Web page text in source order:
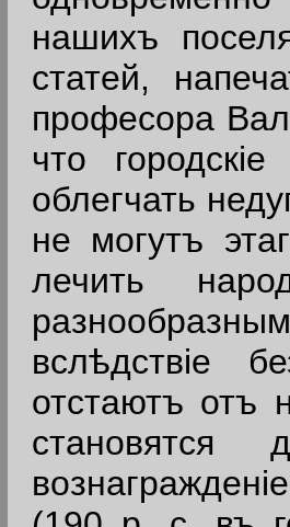
нашихъ
статей,
професора
что
облегчать
не могутъ
лечить
вслѣдствiе
отстаютъ отъ